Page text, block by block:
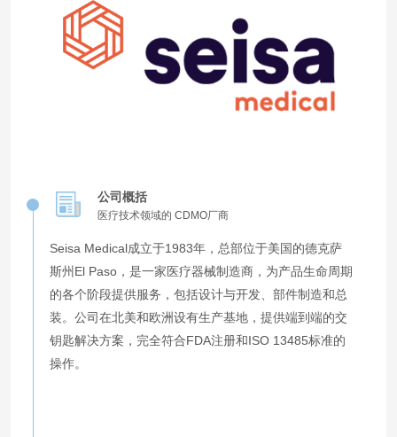
公司概括
医疗技术领域的 CDMO厂商
Seisa Medical成立于1983年，总部位于美国的德克萨
斯州El Paso，是一家医疗器械制造商，为产品生命周期
的各个阶段提供服务，包括设计与开发、部件制造和总
装。公司在北美和欧洲设有生产基地，提供端到端的交
钥匙解决方案，完全符合FDA注册和ISO 13485标准的
操作。